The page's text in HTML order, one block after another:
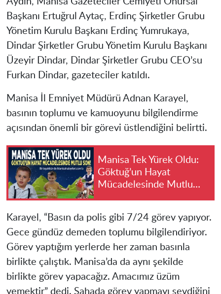
Başkanı Ertuğrul Aytaç, Erdinç Şirketler Grubu
Yönetim Kurulu Başkanı Erdinç Yumrukaya,
Dindar Şirketler Grubu Yönetim Kurulu Başkanı
Üzeyir Dindar, Dindar Şirketler Grubu CEO’su
Furkan Dindar, gazeteciler katıldı.
Manisa İl Emniyet Müdürü Adnan Karayel,
basının toplumu ve kamuoyunu bilgilendirme
açısından önemli bir görevi üstlendiğini belirtti.
Manisa Tek Yürek Oldu:
Göktuğ’un Hayat
Mücadelesinde Mutlu
Karayel, “Basın da polis gibi 7/24 görev yapıyor.
Gece gündüz demeden toplumu bilgilendiriyor.
Görev yaptığım yerlerde her zaman basınla
birlikte çalıştık. Manisa’da da aynı şekilde
birlikte görev yapacağız. Amacımız üzüm
yemektir” dedi. Sahada görev yapmayı sevdiğini